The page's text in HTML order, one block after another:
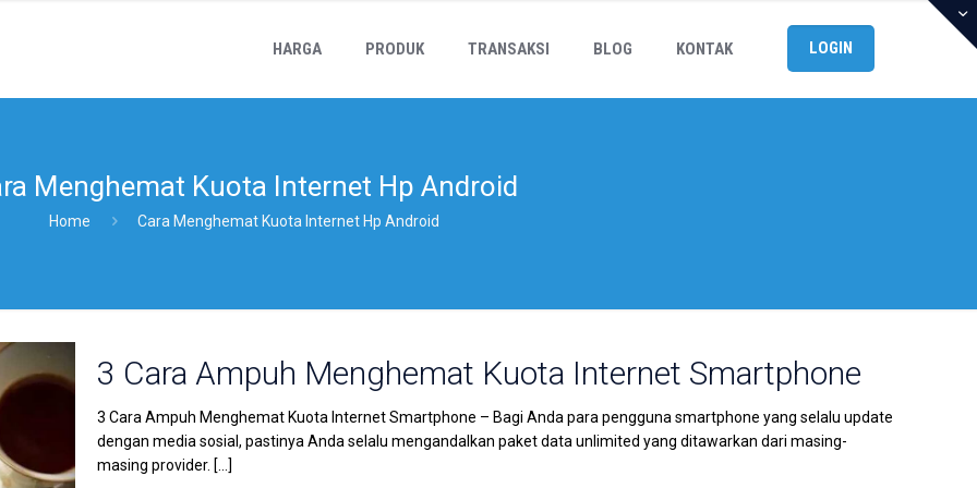
HARGA PRODUK TRANSAKSI BLOG KONTAK LOGIN
Menghemat Kuota Internet Hp Android
Home Cara Menghemat Kuota Internet Hp Android
3 Cara Ampuh Menghemat Kuota Internet Smartphone
3 Cara Ampuh Menghemat Kuota Internet Smartphone – Bagi Anda para pengguna smartphone yang selalu update
dengan media sosial, pastinya Anda selalu mengandalkan paket data unlimited yang ditawarkan dari masing-
masing provider. […]